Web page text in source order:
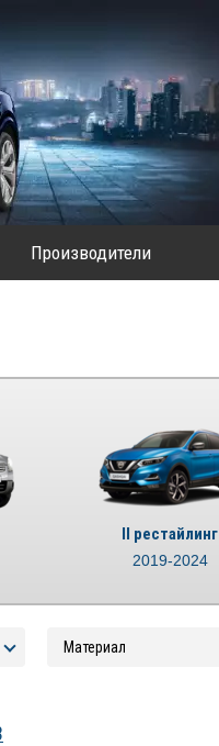
Производители
II рестайлинг
2019-2024